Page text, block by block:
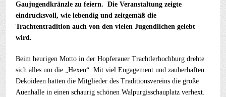
Gaujugendkränzle zu feiern. Die Veranstaltung zeigte
eindrucksvoll, wie lebendig und zeitgemäß die
Trachtentradition auch von den vielen Jugendlichen gelebt
wird.
Beim heurigen Motto in der Hopferauer Trachtlerhochburg drehte
sich alles um die „Hexen“. Mit viel Engagement und zauberhaften
Dekoideen hatten die Mitglieder des Traditionsvereins die große
Auenhalle in einen schaurig schönen Walpurgisschauplatz verhext.